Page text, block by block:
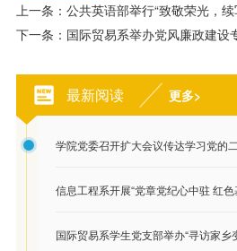
上一条：公共英语部举行“致敬荣光，
下一条：国际贸易系举办党风廉政建设
最新阅读 更多>